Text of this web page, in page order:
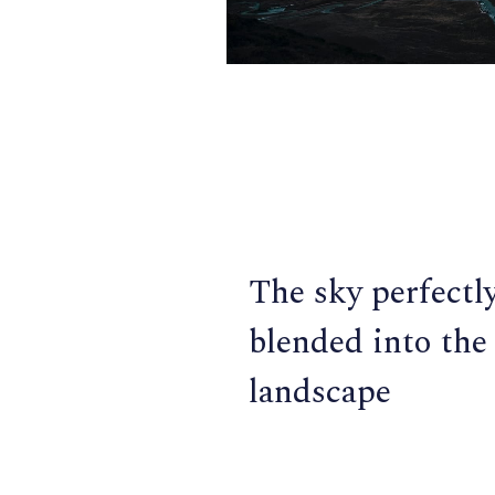
The sky
blended into the
landscape